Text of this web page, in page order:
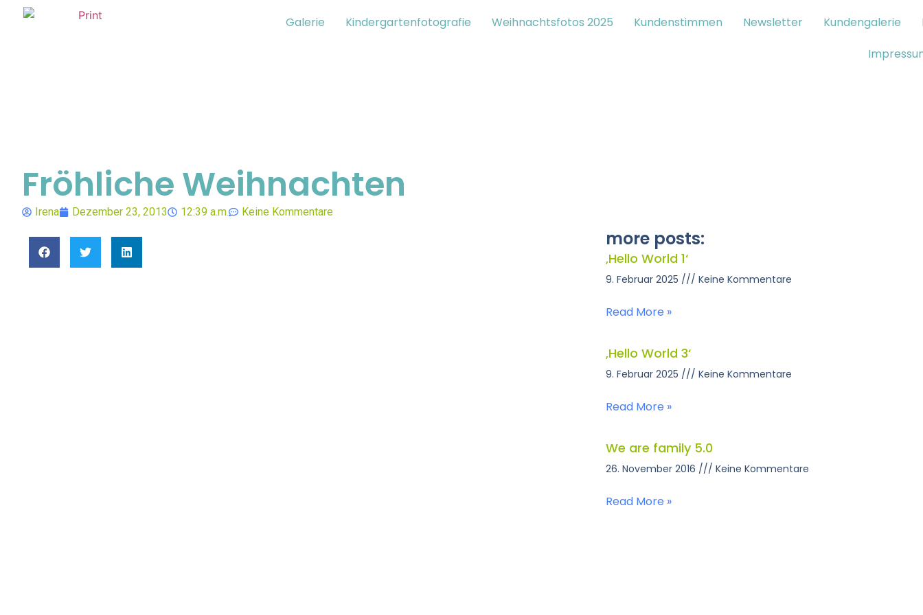
Galerie Kindergartenfotografie Weihnachtsfotos 2025 Kundenstimmen Newsletter Kundengalerie
Fröhliche Weihnachten
Irena Dezember 23, 2013 12:39 a.m. Keine Kommentare
more posts:
‚Hello World 1‘
9. Februar 2025 Keine Kommentare
Read More »
‚Hello World 3‘
9. Februar 2025 Keine Kommentare
Read More »
We are family 5.0
26. November 2016 Keine Kommentare
Read More »